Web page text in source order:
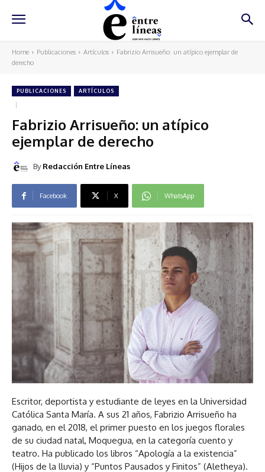
Home Publicaciones Artículos
Fabrizio Arrisueño: un atípico ejemplar de
derecho
PUBLICACIONES ARTÍCULOS
Fabrizio Arrisueño: un atípico
ejemplar de derecho
By Redacción Entre Líneas
Facebook X WhatsApp
Escritor, deportista y estudiante de leyes en la Universidad
Católica Santa María. A sus 21 años, Fabrizio Arrisueño ha
ganado, en el 2018, el primer puesto en los juegos florales
de su ciudad natal, Moquegua, en la categoría cuento y
teatro. Ha publicado los libros “Apología a la existencia”
(Hijos de la lluvia) y “Puntos Pausados y Finitos” (Aletheya).